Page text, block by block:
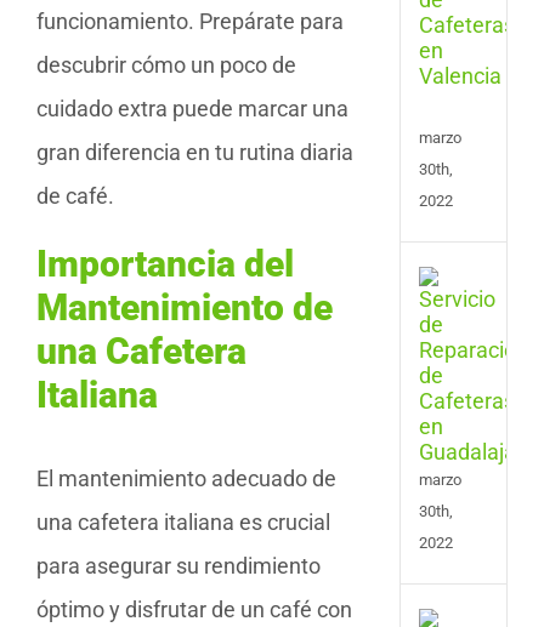
funcionamiento. Prepárate para
descubrir cómo un poco de
cuidado extra puede marcar una
gran diferencia en tu rutina diaria
de café.
Importancia del
Mantenimiento de
una Cafetera
Italiana
El mantenimiento adecuado de
una cafetera italiana es crucial
para asegurar su rendimiento
óptimo y disfrutar de un café con
de
en
marzo
30th,
2022
de
en
marzo
30th,
2022